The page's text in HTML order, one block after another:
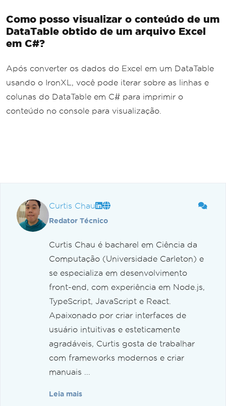
Como posso visualizar o conteúdo de um
DataTable obtido de um arquivo Excel
em C#?
Após converter os dados do Excel em um DataTable
usando o IronXL, você pode iterar sobre as linhas e
colunas do DataTable em C# para imprimir o
conteúdo no console para visualização.
Curtis Chau
Redator Técnico
Curtis Chau é bacharel em Ciência da
Computação (Universidade Carleton) e
se especializa em desenvolvimento
front-end, com experiência em Node.js,
TypeScript, JavaScript e React.
Apaixonado por criar interfaces de
usuário intuitivas e esteticamente
agradáveis, Curtis gosta de trabalhar
com frameworks modernos e criar
manuais ...
Leia mais